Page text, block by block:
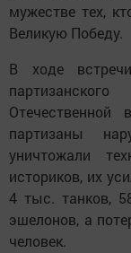
мужестве тех,
Великую Победу.
В ходе
партизаны
уничтожали
историков, их
4 тыс. танков,
эшелонов, а
человек.